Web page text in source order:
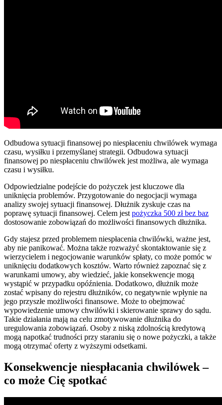
Odbudowa sytuacji finansowej po niespłaceniu chwilówek wymaga
czasu, wysiłku i przemyślanej strategii. Odbudowa sytuacji
finansowej po niespłaceniu chwilówek jest możliwa, ale wymaga
czasu i wysiłku.
Odpowiedzialne podejście do pożyczek jest kluczowe dla
uniknięcia problemów. Przygotowanie do negocjacji wymaga
analizy swojej sytuacji finansowej. Dłużnik zyskuje czas na
poprawę sytuacji finansowej. Celem jest pożyczka 500 zł bez baz
dostosowanie zobowiązań do możliwości finansowych dłużnika.
Gdy stajesz przed problemem niespłacenia chwilówki, ważne jest,
aby nie panikować. Można także rozważyć skontaktowanie się z
wierzycielem i negocjowanie warunków spłaty, co może pomóc w
uniknięciu dodatkowych kosztów. Warto również zapoznać się z
warunkami umowy, aby wiedzieć, jakie konsekwencje mogą
wystąpić w przypadku opóźnienia. Dodatkowo, dłużnik może
zostać wpisany do rejestru dłużników, co negatywnie wpłynie na
jego przyszłe możliwości finansowe. Może to obejmować
wypowiedzenie umowy chwilówki i skierowanie sprawy do sądu.
Takie działania mają na celu zmotywowanie dłużnika do
uregulowania zobowiązań. Osoby z niską zdolnością kredytową
mogą napotkać trudności przy staraniu się o nowe pożyczki, a także
mogą otrzymać oferty z wyższymi odsetkami.
Konsekwencje niespłacania chwilówek –
co może Cię spotkać